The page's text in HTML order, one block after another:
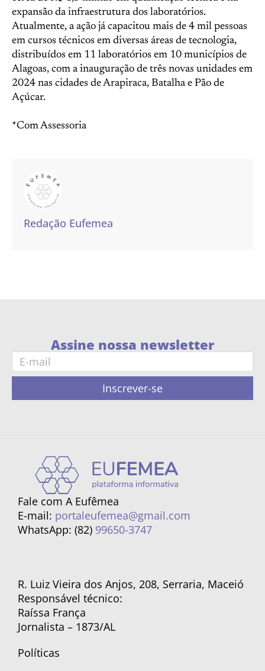
expansão da infraestrutura dos laboratórios.
Atualmente, a ação já capacitou mais de 4 mil pessoas
em cursos técnicos em diversas áreas de tecnologia,
distribuídos em 11 laboratórios em 10 municípios de
Alagoas, com a inauguração de três novas unidades em
2024 nas cidades de Arapiraca, Batalha e Pão de
Açúcar.
*Com Assessoria
Redação Eufemea
Assine nossa newsletter
Inscrever-se
Fale com A Eufêmea
E-mail: portaleufemea@gmail.com
WhatsApp: (82) 99650-3747
R. Luiz Vieira dos Anjos, 208, Serraria, Maceió
Responsável técnico:
Raíssa França
Jornalista – 1873/AL
Políticas